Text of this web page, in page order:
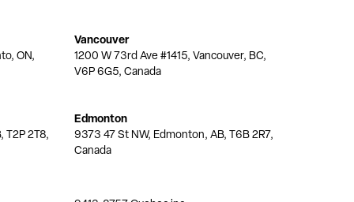
ON,
Vancouver
1200 W 73rd Ave #1415, Vancouver, BC,
V6P 6G5, Canada
T2P 2T8,
Edmonton
9373 47 St NW, Edmonton, AB, T6B 2R7,
Canada